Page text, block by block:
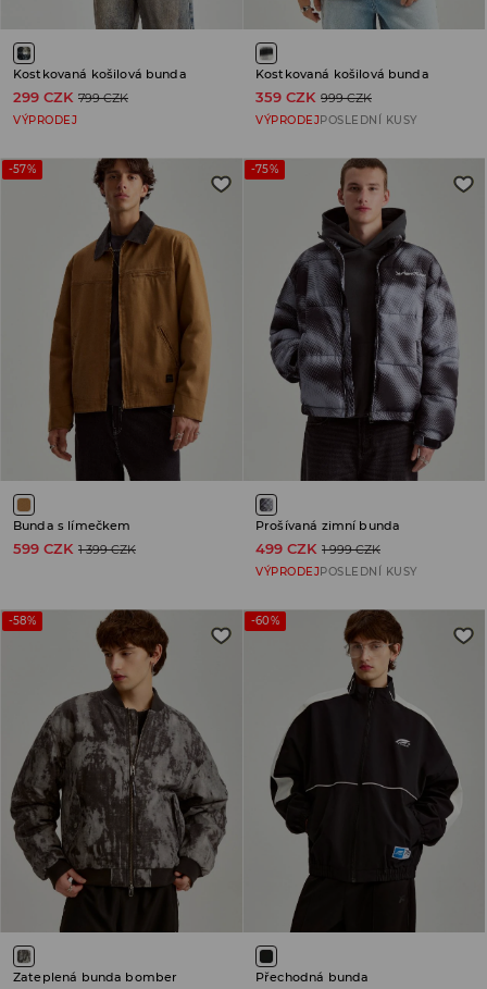
Kostkovaná košilová bunda
299 CZK 799 CZK
VÝPRODEJ
Kostkovaná košilová bunda
359 CZK 999 CZK
VÝPRODEJ POSLEDNÍ KUSY
-57%
Bunda s límečkem
599 CZK 1 399 CZK
-75%
Prošívaná zimní bunda
499 CZK 1 999 CZK
VÝPRODEJPOSLEDNÍ KUSY
-58%
Zateplená bunda bomber
-60%
Přechodná bunda